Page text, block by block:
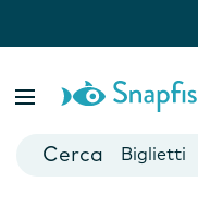
Poster
Biglietti